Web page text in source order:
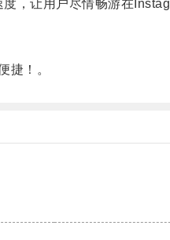
让用户尽情畅游在
捷！。